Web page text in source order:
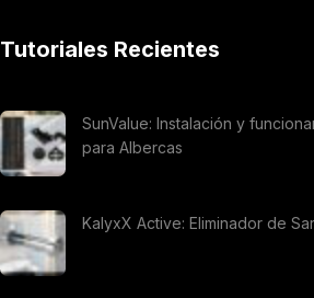
Tutoriales Recientes
SunValue: Instalación y
para Albercas
KalyxX Active: Eliminador de